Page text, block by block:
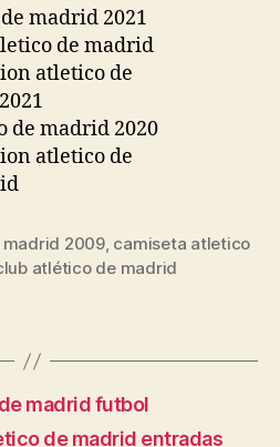
2009, camiseta atletico
atlético de madrid
madrid futbol
de madrid entradas